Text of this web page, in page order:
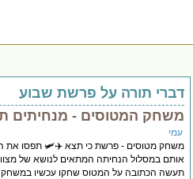
דברי תורה על פרשת שבוע
משחק המטוסים - מנחיתים
עמי
משחק מטוסים - פרשת כי תצא ✈️🛩️ תפסו את
אותם במסלול הנחיתה המתאים לנושא של
תעשה הכתובה על המטוס שחקו עכשיו